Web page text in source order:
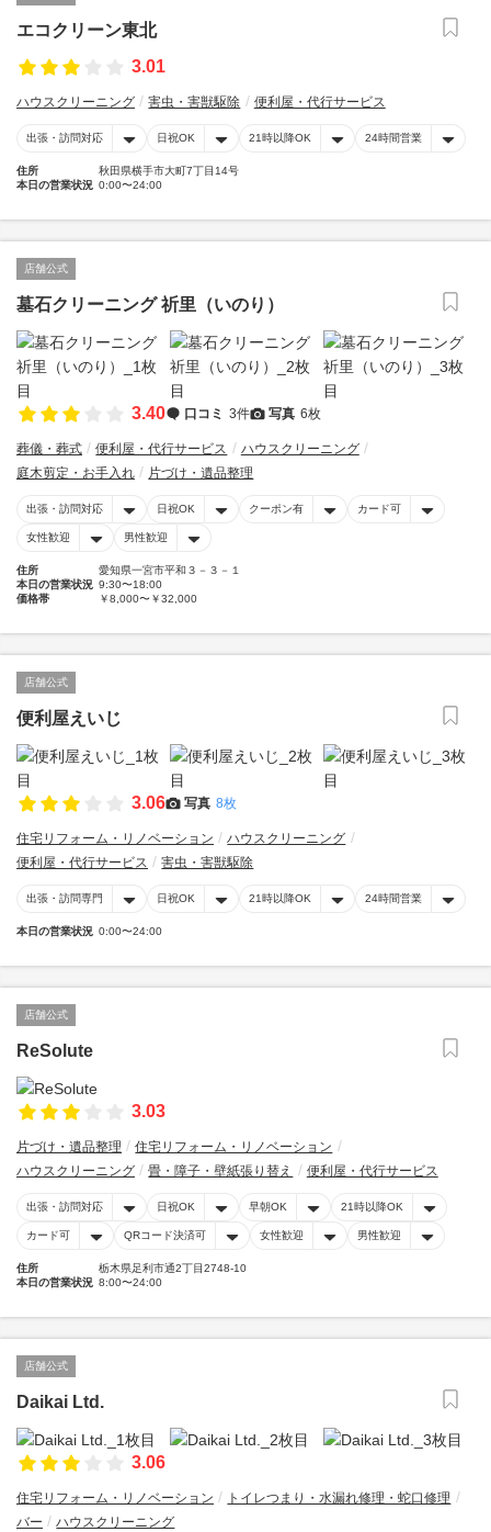
エコクリーン東北
3.01
ハウスクリーニング 害虫・害獣駆除 便利屋・代行サービス
出張・訪問対応 日祝OK 21時以降OK 24時間営業
住所
秋田県横手市大町7丁目14号
本日の営業状況 0:00〜24:00
店舗公式
墓石クリーニング 祈里（いのり）
3.40 口コミ 3件 写真 6枚
葬儀・葬式 便利屋・代行サービス
ハウスクリーニング
庭木剪定・お手入れ
片づけ・遺品整理
出張・訪問対応 日祝OK クーポン有 カード可
女性歓迎 男性歓迎
住所
愛知県一宮市平和３－３－１
本日の営業状況 9:30〜18:00
価格帯
￥8,000〜￥32,000
店舗公式
便利屋えいじ
3.06 写真 8枚
住宅リフォーム・リノベーション
ハウスクリーニング
便利屋・代行サービス
害虫・害獣駆除
出張・訪問専門 日祝OK 21時以降OK 24時間営業
本日の営業状況 0:00〜24:00
店舗公式
ReSolute
3.03
片づけ・遺品整理
住宅リフォーム・リノベーション
ハウスクリーニング
畳・障子・壁紙張り替え 便利屋・代行サービス
出張・訪問対応 日祝OK 早朝OK 21時以降OK
カード可 QRコード決済可 女性歓迎 男性歓迎
住所
栃木県足利市通2丁目2748-10
本日の営業状況 8:00〜24:00
店舗公式
Daikai Ltd.
3.06
住宅リフォーム・リノベーション
トイレつまり・水漏れ修理・蛇口修理
バー
ハウスクリーニング